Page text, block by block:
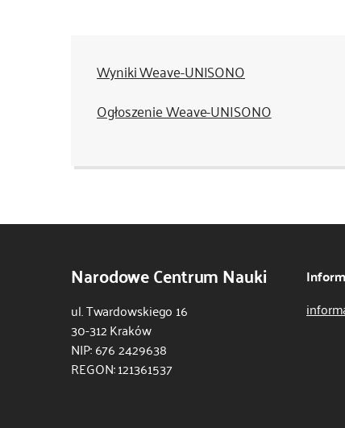
Wyniki Weave-UNISONO
Ogłoszenie Weave-UNISONO
Narodowe Centrum Nauki
ul. Twardowskiego 16
30-312 Kraków
NIP: 676 2429638
REGON: 121361537